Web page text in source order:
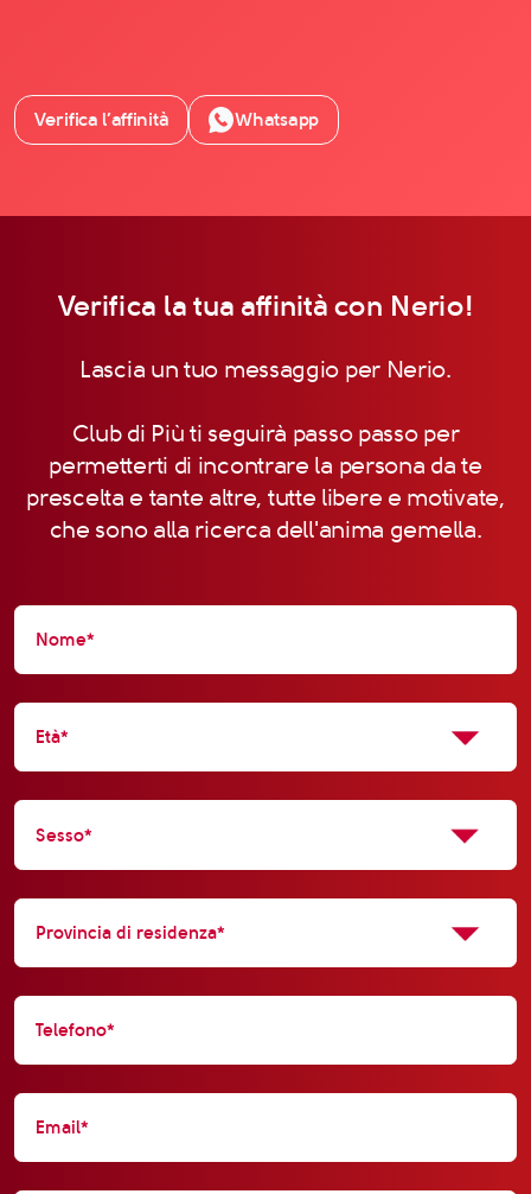
Verifica l’affinità Whatsapp
Verifica la tua affinità con Nerio!
Lascia un tuo messaggio per Nerio.
Club di Più ti seguirà passo passo per
permetterti di incontrare la persona da te
prescelta e tante altre, tutte libere e motivate,
che sono alla ricerca dell'anima gemella.